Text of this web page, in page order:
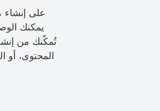
تُمكّنك من
المحتوى، أو